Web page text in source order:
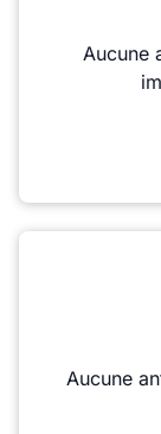
Aucune
Aucune